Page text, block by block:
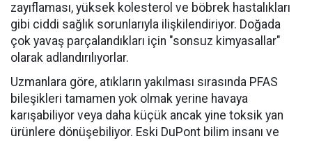
zayıflaması, yüksek kolesterol ve böbrek hastalıkları
gibi ciddi sağlık sorunlarıyla ilişkilendiriyor. Doğada
çok yavaş parçalandıkları için "sonsuz kimyasallar"
olarak adlandırılıyorlar.
Uzmanlara göre, atıkların yakılması sırasında PFAS
bileşikleri tamamen yok olmak yerine havaya
karışabiliyor veya daha küçük ancak yine toksik yan
ürünlere dönüşebiliyor. Eski DuPont bilim insanı ve